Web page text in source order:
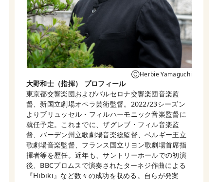
ⒸHerbie Yamaguchi
大野和士（指揮） プロフィール
東京都交響楽団およびバルセロナ交響楽団音楽監
督、新国立劇場オペラ芸術監督。2022/23シーズン
よりブリュッセル・フィルハーモニック音楽監督に
就任予定。これまでに、ザグレブ・フィル音楽監
督、バーデン州立歌劇場音楽総監督、ベルギー王立
歌劇場音楽監督、フランス国立リヨン歌劇場首席指
揮者等を歴任。近年も、サントリーホールでの初演
後、BBCプロムスで演奏されたターネジ作曲による
『Hibiki』など数々の成功を収める。自らが発案